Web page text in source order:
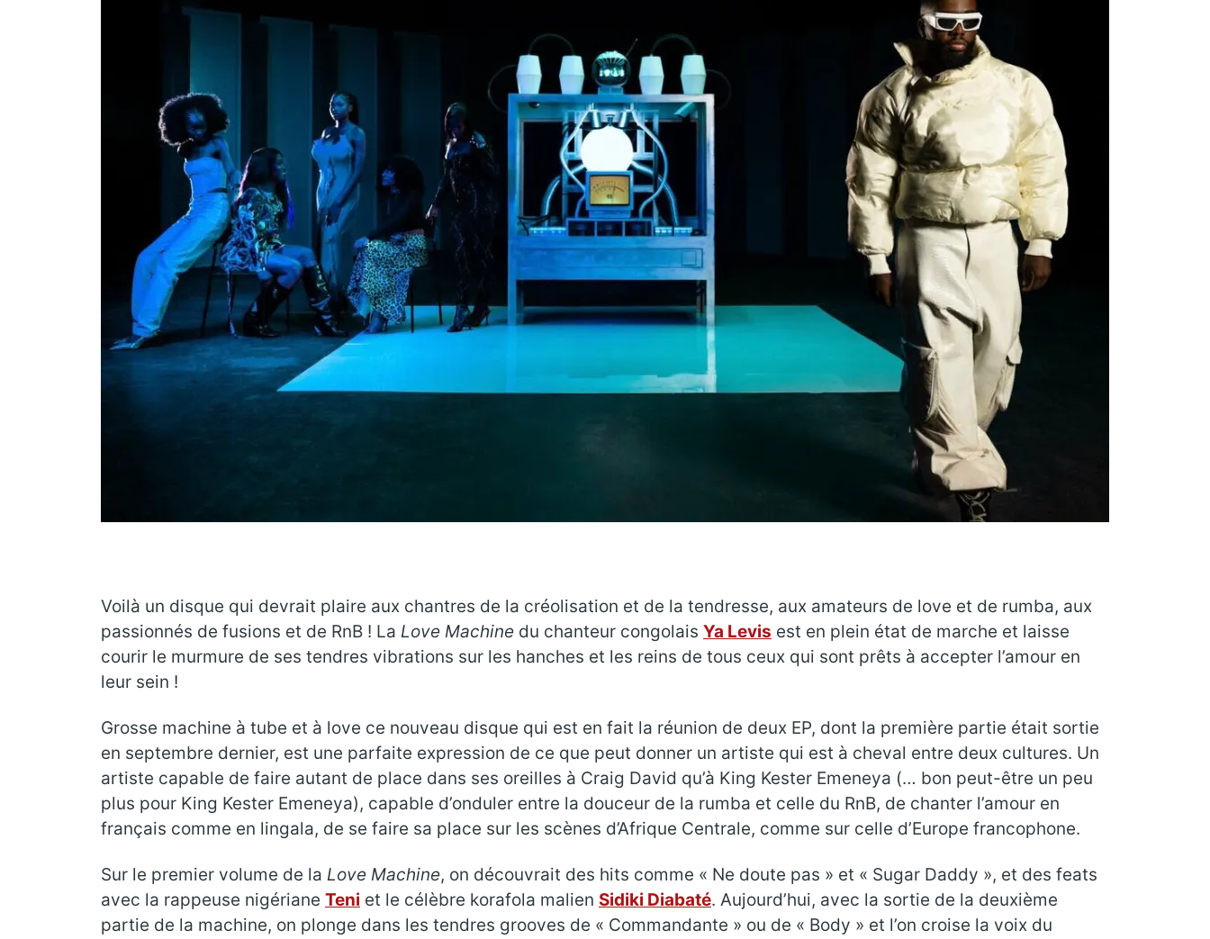
Voilà un disque qui devrait plaire aux chantres de la créolisation et de la tendresse, aux amateurs de love et de rumba, aux
passionnés de fusions et de RnB ! La Love Machine du chanteur congolais Ya Levis est en plein état de marche et laisse
courir le murmure de ses tendres vibrations sur les hanches et les reins de tous ceux qui sont prêts à accepter l’amour en
leur sein !
Grosse machine à tube et à love ce nouveau disque qui est en fait la réunion de deux EP, dont la première partie était sortie
en septembre dernier, est une parfaite expression de ce que peut donner un artiste qui est à cheval entre deux cultures. Un
artiste capable de faire autant de place dans ses oreilles à Craig David qu’à King Kester Emeneya (… bon peut-être un peu
plus pour King Kester Emeneya), capable d’onduler entre la douceur de la rumba et celle du RnB, de chanter l’amour en
français comme en lingala, de se faire sa place sur les scènes d’Afrique Centrale, comme sur celle d’Europe francophone.
Sur le premier volume de la Love Machine, on découvrait des hits comme « Ne doute pas » et « Sugar Daddy », et des feats
avec la rappeuse nigériane Teni et le célèbre korafola malien Sidiki Diabaté. Aujourd’hui, avec la sortie de la deuxième
partie de la machine, on plonge dans les tendres grooves de « Commandante » ou de « Body » et l’on croise la voix du